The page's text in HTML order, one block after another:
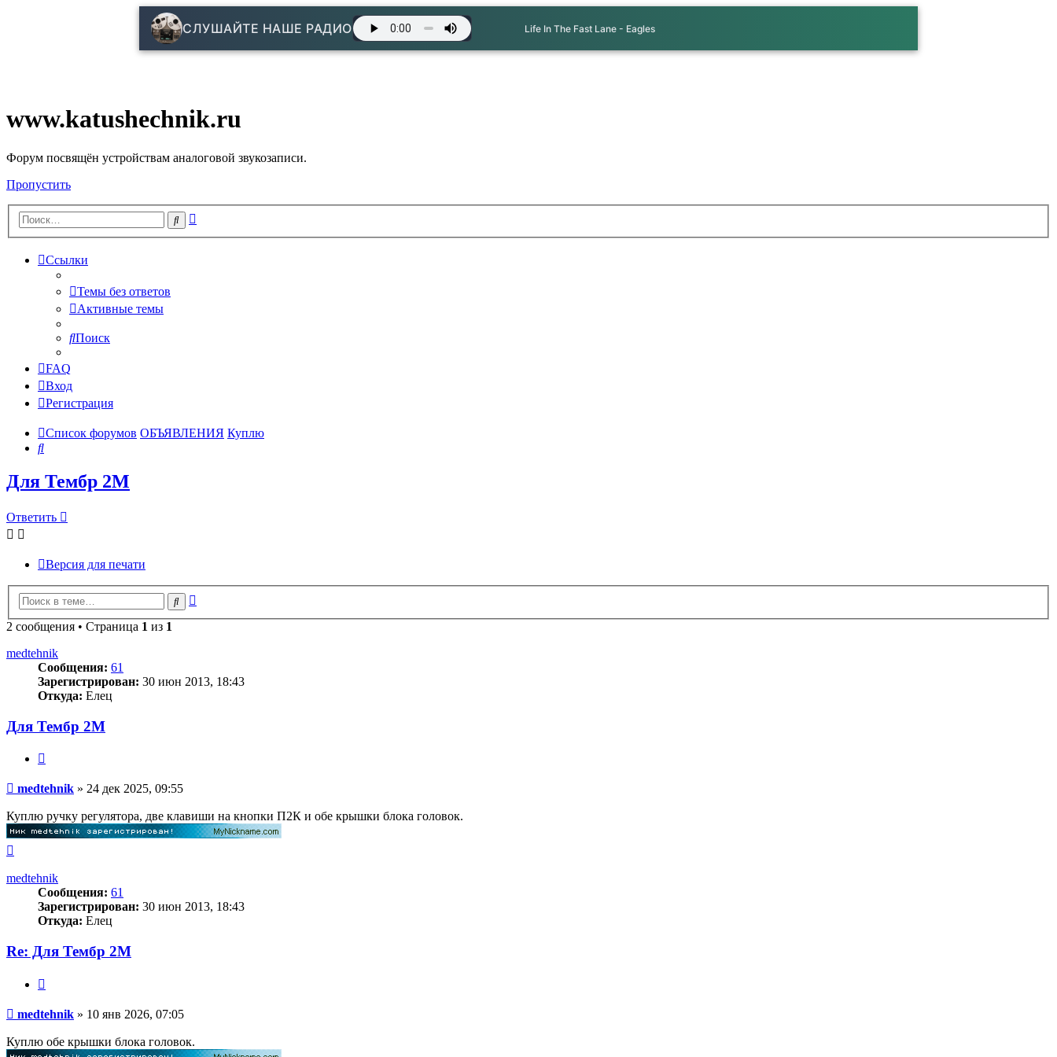
СЛУШАЙТЕ НАШЕ РАДИО Life In The Fast Lane - Eagles
www.katushechnik.ru
Форум посвящён устройствам аналоговой звукозаписи.
Пропустить
Поиск
Ссылки
Темы без ответов
Активные темы
Поиск
FAQ
Вход
Регистрация
Список форумов ОБЪЯВЛЕНИЯ Куплю
Поиск
Для Тембр 2М
Ответить
Версия для печати
Поиск
2 сообщения • Страница 1 из 1
medtehnik
Сообщения: 61
Зарегистрирован: 30 июн 2013, 18:43
Откуда: Елец
Для Тембр 2М
Сообщение
medtehnik » 24 дек 2025, 09:55
Куплю ручку регулятора, две клавиши на кнопки П2К и обе крышки блока головок.
началу
medtehnik
Сообщения: 61
Зарегистрирован: 30 июн 2013, 18:43
Откуда: Елец
Re: Для Тембр 2М
Сообщение
medtehnik » 10 янв 2026, 07:05
Куплю обе крышки блока головок.